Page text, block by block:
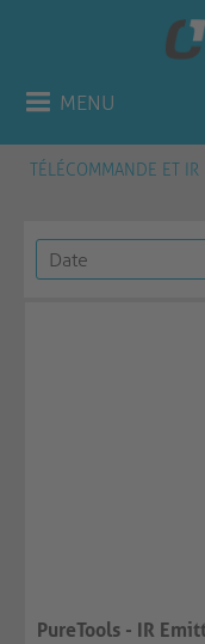
MENU
TÉLÉCOMMANDE ET IR
PureTools - IR